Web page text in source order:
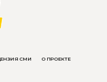
СМИ О ПРОЕКТЕ